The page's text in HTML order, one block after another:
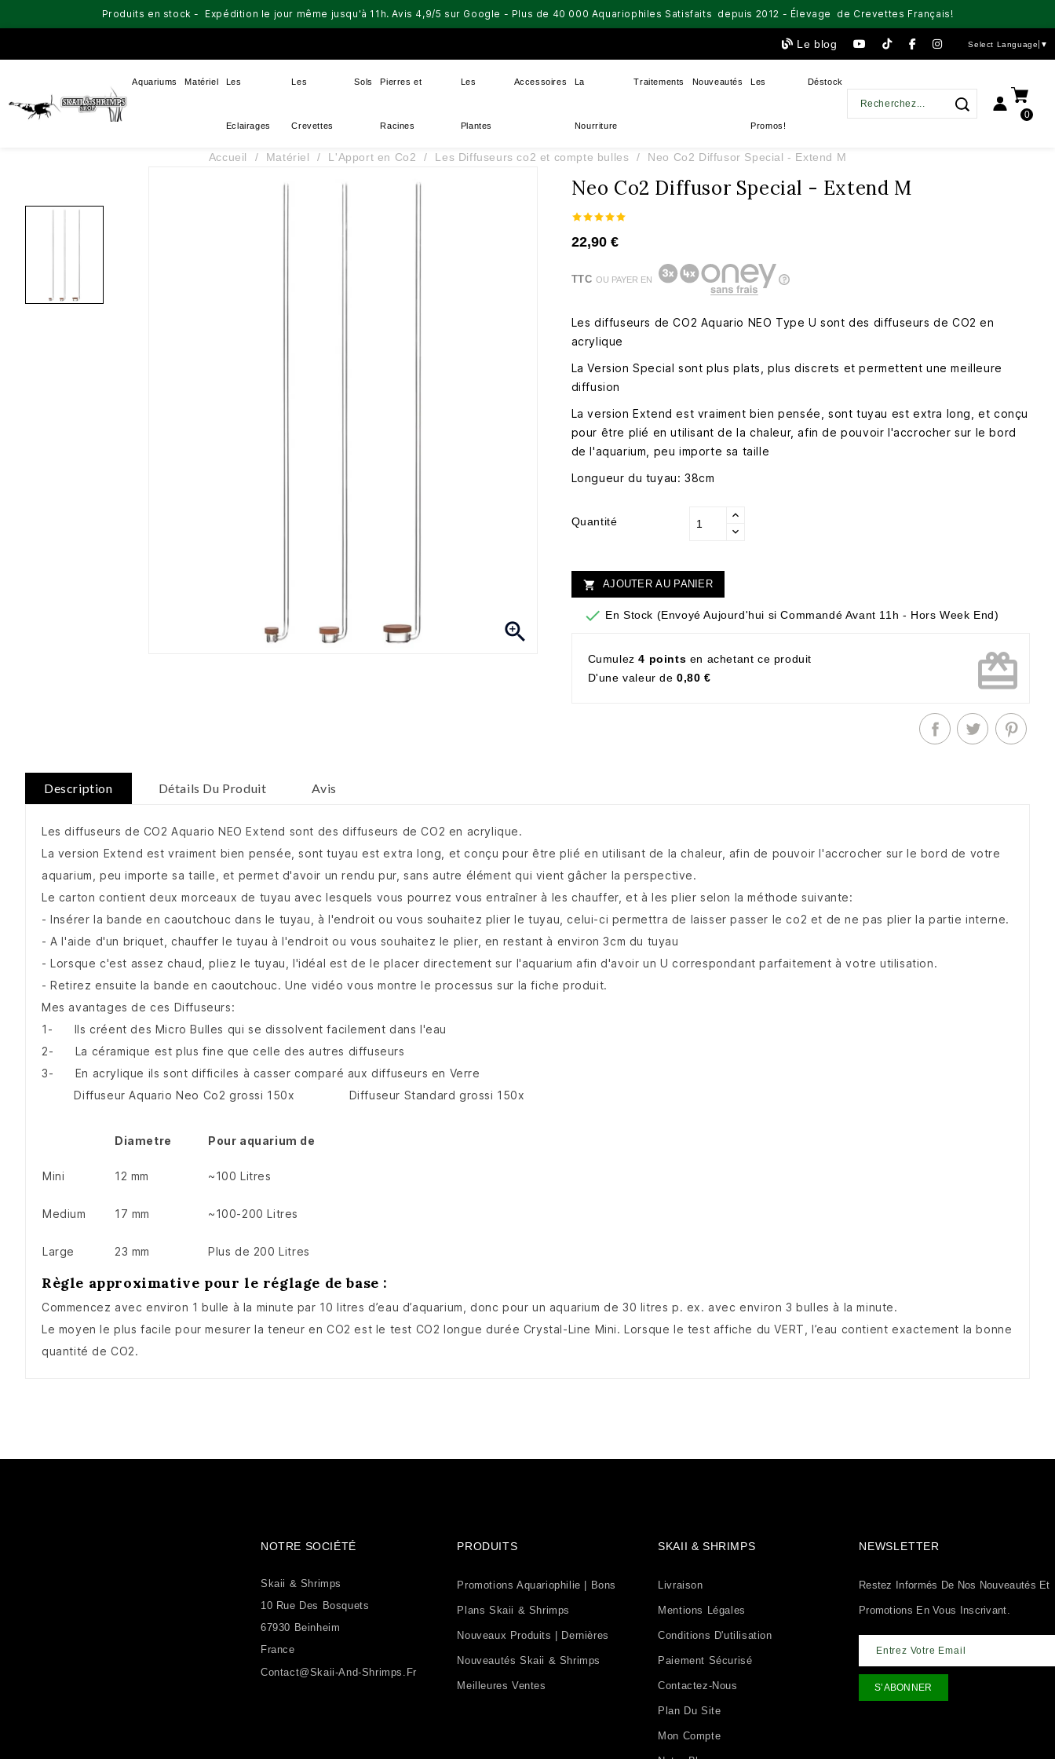
Produits en stock - Expédition le jour même jusqu'à 11h. Avis 4,9/5 sur Google - Plus de 40 000 Aquariophiles Satisfaits depuis 2012 - Élevage de Crevettes Français!
Le blog Select Language ▼
Aquariums Matériel Les
Eclairages
Les
Crevettes
Sols Pierres et
Racines
Les
Plantes
Accessoires La
Nourriture
Traitements Nouveautés Les
Promos!
Déstock
0
Accueil Matériel L'Apport en Co2 Les Diffuseurs co2 et compte bulles Neo Co2 Diffusor Special - Extend M

Neo Co2 Diffusor Special - Extend M
22,90 €
TTCOU PAYER EN
Les diffuseurs de CO2 Aquario NEO Type U sont des diffuseurs de CO2 en
acrylique
La Version Special sont plus plats, plus discrets et permettent une meilleure
diffusion
La version Extend est vraiment bien pensée, sont tuyau est extra long, et conçu
pour être plié en utilisant de la chaleur, afin de pouvoir l'accrocher sur le bord
de l'aquarium, peu importe sa taille
Longueur du tuyau: 38cm
Quantité
 AJOUTER AU PANIER
 En Stock (Envoyé Aujourd'hui si Commandé Avant 11h - Hors Week End)
Cumulez4 points en achetant ce produit
D'une valeur de0,80 € card_giftcard
Description Détails Du Produit Avis
Les diffuseurs de CO2 Aquario NEO Extend sont des diffuseurs de CO2 en acrylique.
La version Extend est vraiment bien pensée, sont tuyau est extra long, et conçu pour être plié en utilisant de la chaleur, afin de pouvoir l'accrocher sur le bord de votre
aquarium, peu importe sa taille, et permet d'avoir un rendu pur, sans autre élément qui vient gâcher la perspective.
Le carton contient deux morceaux de tuyau avec lesquels vous pourrez vous entraîner à les chauffer, et à les plier selon la méthode suivante:
- Insérer la bande en caoutchouc dans le tuyau, à l'endroit ou vous souhaitez plier le tuyau, celui-ci permettra de laisser passer le co2 et de ne pas plier la partie interne.
- A l'aide d'un briquet, chauffer le tuyau à l'endroit ou vous souhaitez le plier, en restant à environ 3cm du tuyau
- Lorsque c'est assez chaud, pliez le tuyau, l'idéal est de le placer directement sur l'aquarium afin d'avoir un U correspondant parfaitement à votre utilisation.
- Retirez ensuite la bande en caoutchouc. Une vidéo vous montre le processus sur la fiche produit.
Mes avantages de ces Diffuseurs:
1- Ils créent des Micro Bulles qui se dissolvent facilement dans l'eau
2- La céramique est plus fine que celle des autres diffuseurs
3- En acrylique ils sont difficiles à casser comparé aux diffuseurs en Verre
Diffuseur Aquario Neo Co2 grossi 150x Diffuseur Standard grossi 150x
Diametre Pour aquarium de
Mini 12 mm ~100 Litres
Medium 17 mm ~100-200 Litres
Large 23 mm Plus de 200 Litres
Règle approximative pour le réglage de base :
Commencez avec environ 1 bulle à la minute par 10 litres d’eau d’aquarium, donc pour un aquarium de 30 litres p. ex. avec environ 3 bulles à la minute.
Le moyen le plus facile pour mesurer la teneur en CO2 est le test CO2 longue durée Crystal-Line Mini. Lorsque le test affiche du VERT, l’eau contient exactement la bonne
quantité de CO2.
NOTRE SOCIÉTÉ
Skaii & Shrimps
10 Rue Des Bosquets
67930 Beinheim
France
Contact@skaii-And-Shrimps.fr
PRODUITS
Promotions Aquariophilie | Bons
Plans Skaii & Shrimps
Nouveaux Produits | Dernières
Nouveautés Skaii & Shrimps
Meilleures Ventes
SKAII & SHRIMPS
Livraison
Mentions Légales
Conditions D'utilisation
Paiement Sécurisé
Contactez-Nous
Plan Du Site
Mon Compte
NEWSLETTER
Restez Informés De Nos Nouveautés Et
Promotions En Vous Inscrivant.